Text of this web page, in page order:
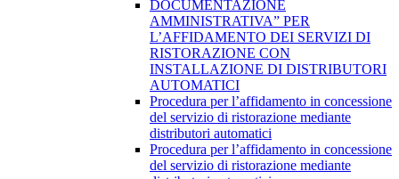
DOCUMENTAZIONE
AMMINISTRATIVA” PER
L’AFFIDAMENTO DEI SERVIZI DI
RISTORAZIONE CON
INSTALLAZIONE DI DISTRIBUTORI
AUTOMATICI
Procedura per l’affidamento in concessione
del servizio di ristorazione mediante
distributori automatici
Procedura per l’affidamento in concessione
del servizio di ristorazione mediante